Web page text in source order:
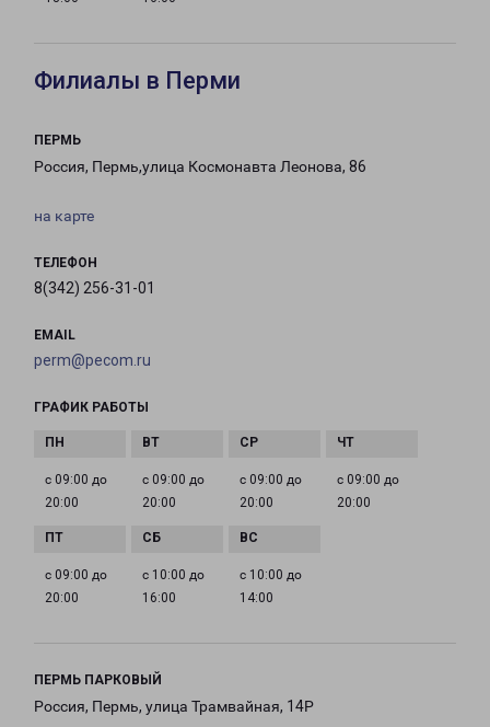
Филиалы в Перми
ПЕРМЬ
Россия, Пермь,улица Космонавта Леонова, 86
на карте
ТЕЛЕФОН
8(342) 256-31-01
EMAIL
perm@pecom.ru
ГРАФИК РАБОТЫ
с 09:00 до
20:00
с 09:00 до
20:00
с 09:00 до
20:00
с 09:00 до
20:00
с 09:00 до
20:00
с 10:00 до
16:00
с 10:00 до
14:00
ПЕРМЬ ПАРКОВЫЙ
Россия, Пермь, улица Трамвайная, 14Р